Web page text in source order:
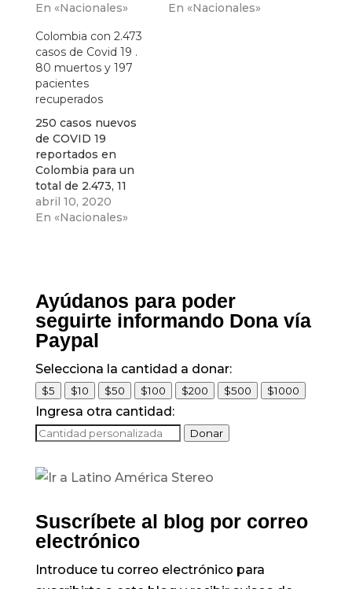
798 casos
En «Nacionales»
suman en total 215
En «Nacionales»
Colombia con 2.473
casos de Covid 19 .
80 muertos y 197
pacientes
recuperados
250 casos nuevos
de COVID 19
reportados en
Colombia para un
total de 2.473, 11
fallecimientos
confirmados para un
abril 10, 2020
En «Nacionales»
Ayúdanos para poder
seguirte informando Dona vía
Paypal
Selecciona la cantidad a donar:
$5 $10 $50 $100 $200 $500 $1000
Ingresa otra cantidad:
Donar
Suscríbete al blog por correo
electrónico
Introduce tu correo electrónico para